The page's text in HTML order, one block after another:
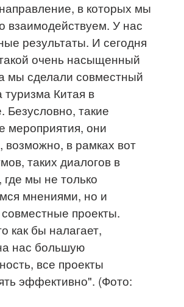
в которых мы
взаимодействуем. У нас
результаты. И сегодня
очень насыщенный
мы сделали совместный
туризма Китая в
Безусловно, такие
мероприятия, они
возможно, в рамках вот
таких диалогов в
мы не только
мнениями, но и
проекты.
как бы налагает,
нас большую
все проекты
эффективно". (Фото: